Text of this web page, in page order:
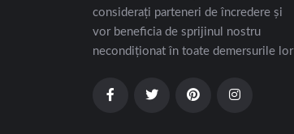
considerați parteneri de încredere și
vor beneficia de sprijinul nostru
necondiționat în toate demersurile lor